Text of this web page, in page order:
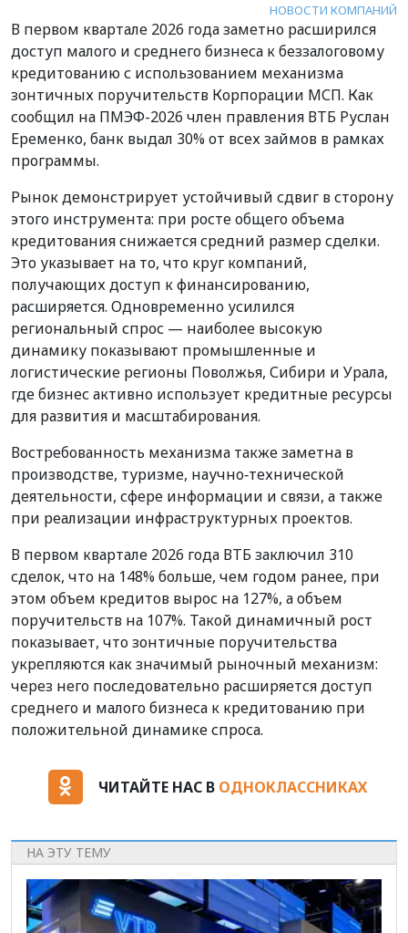
НОВОСТИ КОМПАНИЙ
В первом квартале 2026 года заметно расширился
доступ малого и среднего бизнеса к беззалоговому
кредитованию с использованием механизма
зонтичных поручительств Корпорации МСП. Как
сообщил на ПМЭФ-2026 член правления ВТБ Руслан
Еременко, банк выдал 30% от всех займов в рамках
программы.
Рынок демонстрирует устойчивый сдвиг в сторону
этого инструмента: при росте общего объема
кредитования снижается средний размер сделки.
Это указывает на то, что круг компаний,
получающих доступ к финансированию,
расширяется. Одновременно усилился
региональный спрос — наиболее высокую
динамику показывают промышленные и
логистические регионы Поволжья, Сибири и Урала,
где бизнес активно использует кредитные ресурсы
для развития и масштабирования.
Востребованность механизма также заметна в
производстве, туризме, научно‑технической
деятельности, сфере информации и связи, а также
при реализации инфраструктурных проектов.
В первом квартале 2026 года ВТБ заключил 310
сделок, что на 148% больше, чем годом ранее, при
этом объем кредитов вырос на 127%, а объем
поручительств на 107%. Такой динамичный рост
показывает, что зонтичные поручительства
укрепляются как значимый рыночный механизм:
через него последовательно расширяется доступ
среднего и малого бизнеса к кредитованию при
положительной динамике спроса.
ЧИТАЙТЕ НАС В ОДНОКЛАССНИКАХ
НА ЭТУ ТЕМУ